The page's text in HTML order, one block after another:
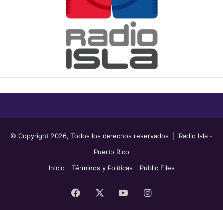
© Copyright 2026, Todos los derechos reservados | Radio Isla -
Puerto Rico
Inicio
Términos y Políticas Public Files
Facebook YouTubeInstagram